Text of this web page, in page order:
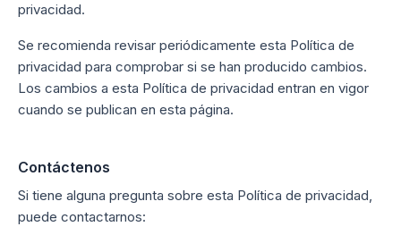
privacidad.
Se recomienda revisar periódicamente esta Política de
privacidad para comprobar si se han producido cambios.
Los cambios a esta Política de privacidad entran en vigor
cuando se publican en esta página.
Contáctenos
Si tiene alguna pregunta sobre esta Política de privacidad,
puede contactarnos: